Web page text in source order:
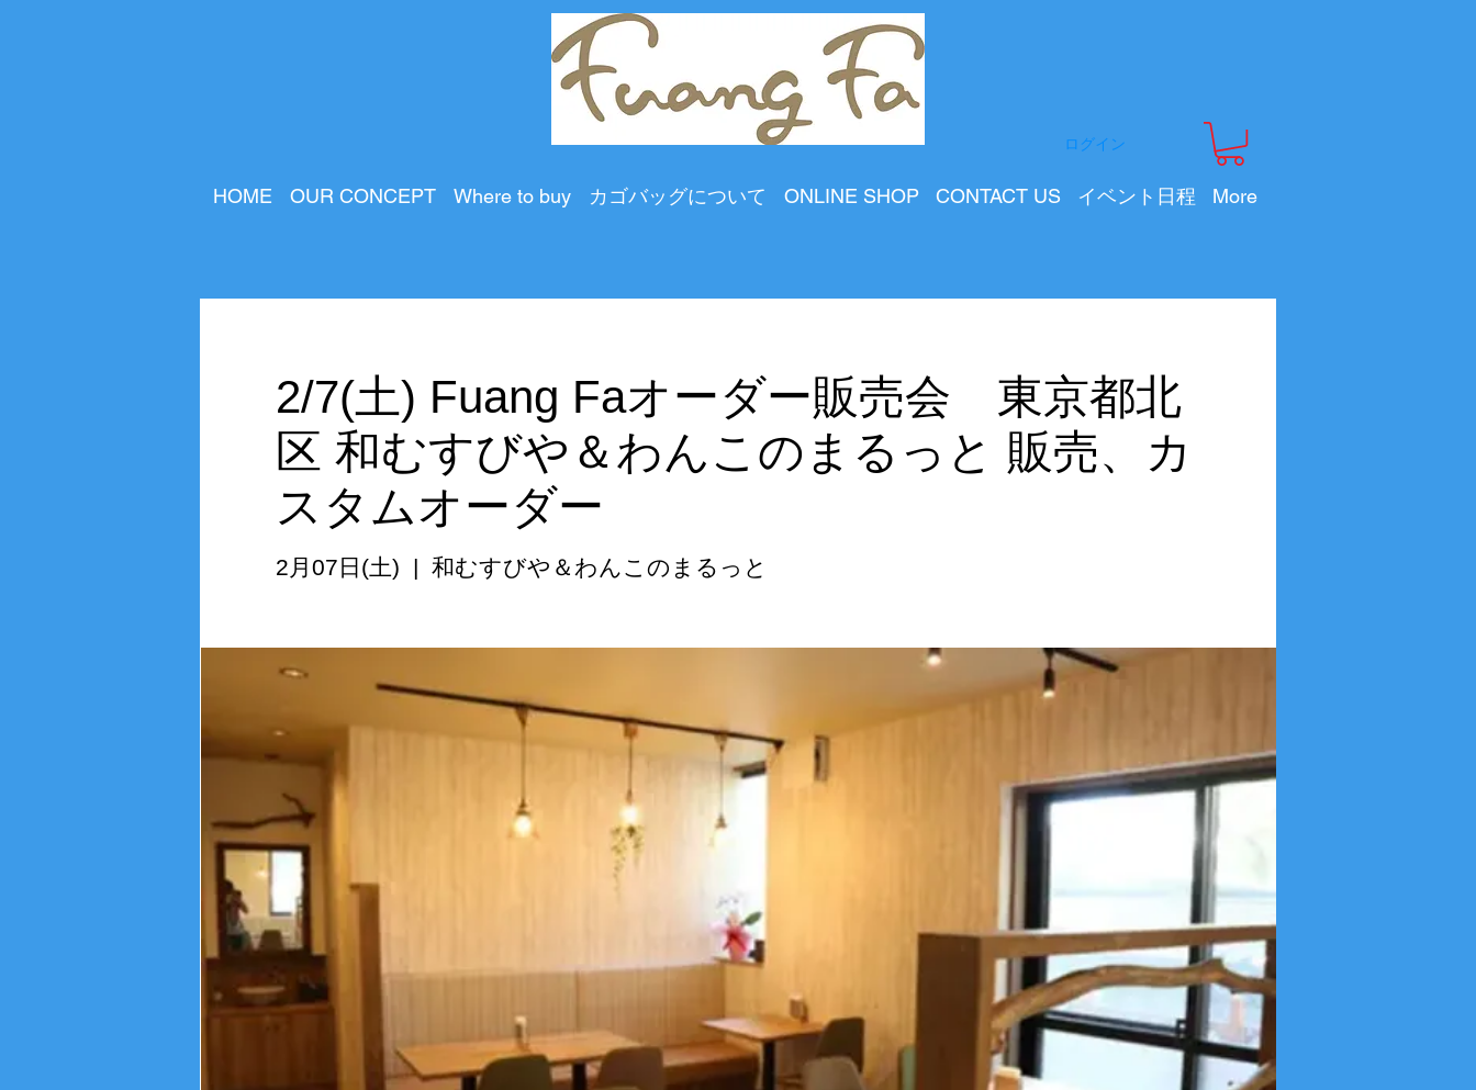
ログイン
2/7(土) Fuang Faオーダー販売会 東京都北
区 和むすびや＆わんこのまるっと 販売、カ
スタムオーダー
2月07日(土)
  |
和むすびや＆わんこのまるっと
HOME OUR CONCEPT Where to buy カゴバッグについて ONLINE SHOP CONTACT US イベント日程 More